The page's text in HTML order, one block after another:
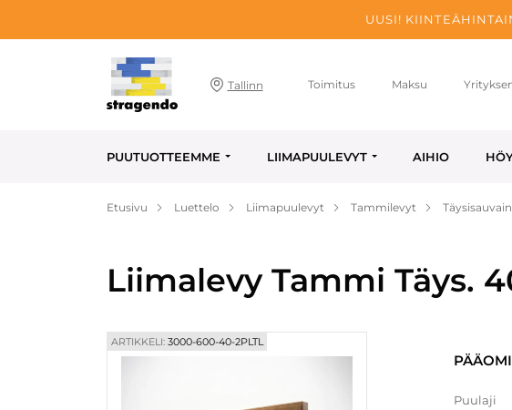
UUSI!
Tallinn Toimitus Maksu
PUUTUOTTEEMME LIIMAPUULEVYT AIHIO
Etusivu Luettelo Liimapuulevyt Tammilevyt
Liimalevy Tammi Täys.
ARTIKKELI: 3000-600-40-2PLTL
Puulaji